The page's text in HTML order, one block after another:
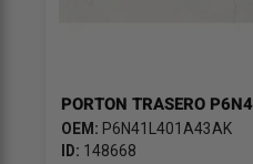
PORTON TRASERO
OEM: P6N41L401A43AK
ID: 148668